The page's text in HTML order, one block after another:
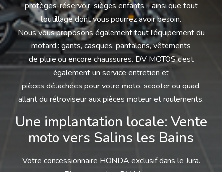
protèges-réservoir, sièges enfants… ainsi que tout
l’outillage dont vous pourrez avoir besoin.
Nous vous proposons également tout l’équipement du
motard : gants, casques, pantalons, vêtements
de pluie ou encore chaussures. DV MOTOS c’est
également un service entretien et
pièces détachées pour votre moto, scooter ou quad,
allant du rétroviseur aux pièces moteur et roulements.
Une implantation locale: Vente
moto vers Salins les Bains
Votre concessionnaire HONDA exclusif dans le Jura.